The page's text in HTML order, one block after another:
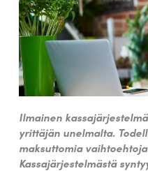
Ilmainen
yrittäjän unelmalta.
maksuttomia
Kassajärjestelmästä